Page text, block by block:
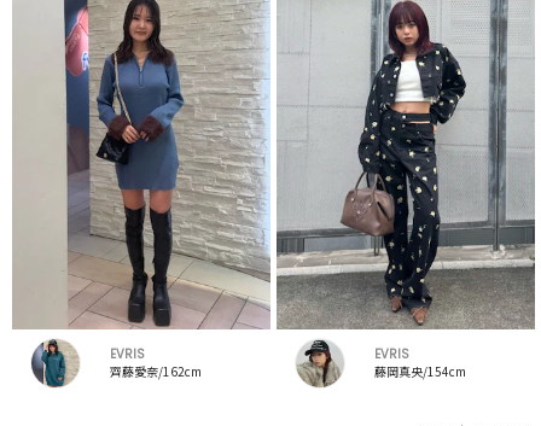
EVRIS
齊藤愛奈/162cm
EVRIS
藤岡真央/154cm